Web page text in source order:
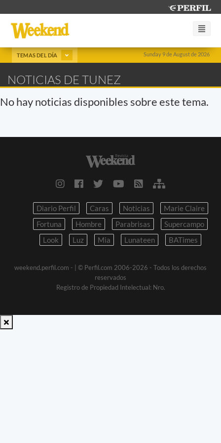
Sunday 9 de August de 2026
TEMAS DEL DÍA
NOTICIAS DE TUNEZ
No hay noticias disponibles sobre este tema.
Diario Perfil Caras Noticias
Marie Claire
Fortuna
Hombre Parabrisas
Supercampo
Look
Luz Mia Lunateen BATimes
weekend.perfil.com -
| © Perfil.com 2006-2026 - Todos los derechos
reservados
Registro de Propiedad Intelectual: Nro.